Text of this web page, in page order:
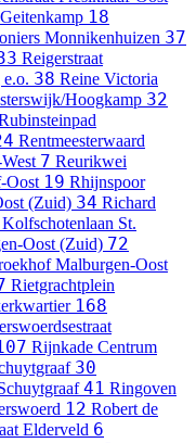
Geitenkamp 18
Monnikenhuizen 37
Reigerstraat
38 Reine Victoria
Hoogkamp 32
Rentmeesterwaard
7 Reurikwei
Oost 19 Rhijnspoor
(Zuid) 34 Richard
St.
Oost (Zuid) 72
Malburgen-Oost
Rietgrachtplein
168
Rijnkade Centrum
30
41 Ringoven
12 Robert de
Elderveld 6